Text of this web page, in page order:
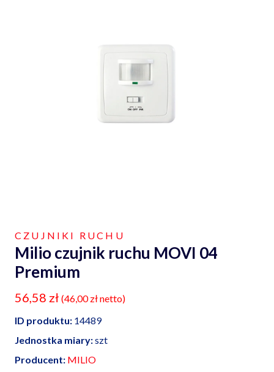
CZUJNIKI RUCHU
Milio czujnik ruchu MOVI 04
Premium
56,58 zł (46,00złnetto)
ID produktu: 14489
Jednostka miary:szt
Producent: MILIO